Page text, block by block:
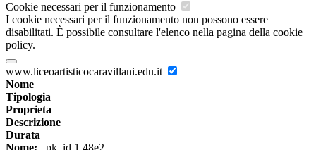
Cookie necessari per il funzionamento
I cookie necessari per il funzionamento non possono essere
disabilitati. È possibile consultare l'elenco nella pagina della cookie
policy.
www.liceoartisticocaravillani.edu.it
Nome
Tipologia
Proprieta
Descrizione
Durata